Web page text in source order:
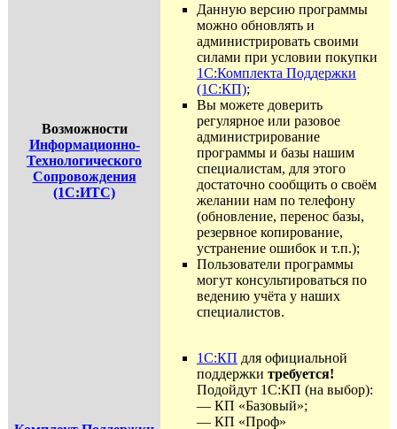
Возможности
Информационно-
Технологического
Сопровождения
(1С:ИТС)
Данную версию программы
можно обновлять и
администрировать своими
силами при условии покупки
1С:Комплекта Поддержки
(1С:КП);
Вы можете доверить
регулярное или разовое
администрирование
программы и базы нашим
специалистам, для этого
достаточно сообщить о своём
желании нам по телефону
(обновление, перенос базы,
резервное копирование,
устранение ошибок и т.п.);
Пользователи программы
могут консультироваться по
ведению учёта у наших
специалистов.
1С:КП для официальной
поддержки требуется!
Подойдут 1С:КП (на выбор):
— КП «Базовый»;
— КП «Проф»